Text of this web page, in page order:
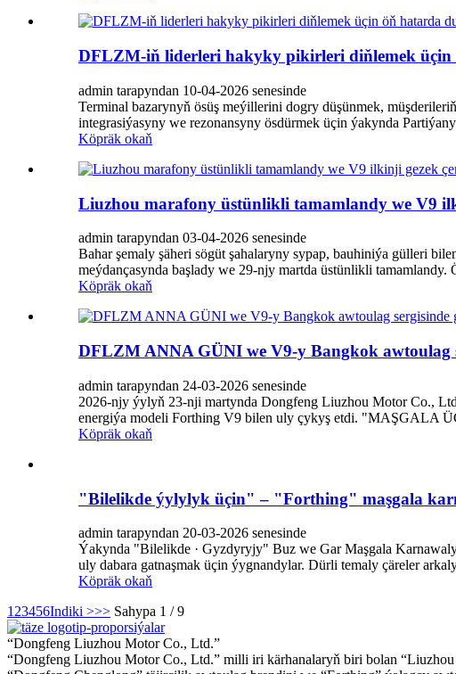
DFLZM-iň liderleri hakyky pikirleri diňlemek
admin tarapyndan 10-04-2026 senesinde
Terminal bazarynyň ösüş meýillerini dogry düşünmek,
integrasiýasyny we rezonansyny ösdürmek üçin ýakynda
Köpräk okaň
Liuzhou marafony üstünlikli tamamlandy we V9
admin tarapyndan 03-04-2026 senesinde
Bahar şemaly şäheri sögüt şahalaryny sypap, bauhiniýa gülleri
meýdançasynda başlady we 29-njy martda üstünlikli
Köpräk okaň
DFLZM ANNA GÜNI we V9-y Bangkok awtoulag
admin tarapyndan 24-03-2026 senesinde
2026-njy ýylyň 23-nji martynda Dongfeng Liuzhou Motor Co.,
energiýa modeli Forthing V9 bilen uly çykyş etdi. "MAŞGALA
Köpräk okaň
"Bilelikde ýylylyk üçin" – "Forthing" maşgala
admin tarapyndan 20-03-2026 senesinde
Ýakynda "Bilelikde · Gyzdyryjy" Buz we Gar Maşgala
uly dabara gatnaşmak üçin ýygnandylar. Dürli temaly çäreler
Köpräk okaň
1 23456Indiki >>> Sahypa 1 / 9
“Dongfeng Liuzhou Motor Co., Ltd.”
“Dongfeng Liuzhou Motor Co., Ltd.” milli iri kärhanalaryň biri bolan